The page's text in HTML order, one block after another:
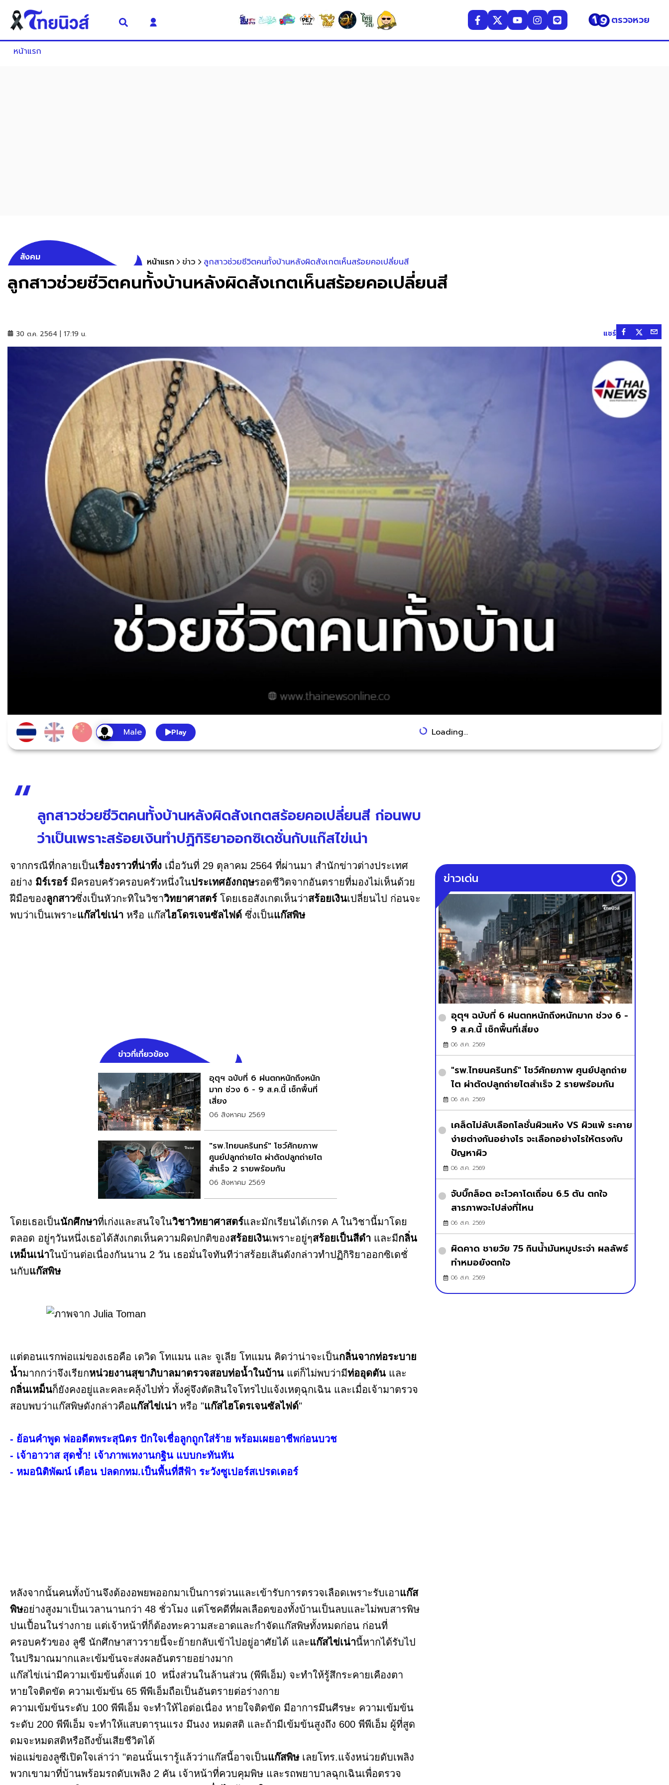
ตรวจหวย
หน้าแรก
สังคม หน้าแรก ข่าว ลูกสาวช่วยชีวิตคนทั้งบ้านหลังผิดสังเกตเห็นสร้อยคอเปลี่ยนสี
ลูกสาวช่วยชีวิตคนทั้งบ้านหลังผิดสังเกตเห็นสร้อยคอเปลี่ยนสี
30 ต.ค. 2564 | 17:19 น. แชร์
Play Loading...
ลูกสาวช่วยชีวิตคนทั้งบ้านหลังผิดสังเกตสร้อยคอเปลี่ยนสี ก่อนพบ
ว่าเป็นเพราะสร้อยเงินทำปฏิกิริยาออกซิเดชั่นกับแก๊สไข่เน่า
จากกรณีที่กลายเป็นเรื่องราวที่น่าทึ่ง เมื่อวันที่ 29 ตุลาคม 2564 ที่ผ่านมา สำนักข่าวต่างประเทศ
อย่าง มิร์เรอร์ มีครอบครัวครอบครัวหนึ่งในประเทศอังกฤษรอดชีวิตจากอันตรายที่มองไม่เห็นด้วย
ฝีมือของลูกสาวซึ่งเป็นหัวกะทิในวิชาวิทยาศาสตร์ โดยเธอสังเกตเห็นว่าสร้อยเงินเปลี่ยนไป ก่อนจะ
พบว่าเป็นเพราะแก๊สไข่เน่า หรือ แก๊สไฮโดรเจนซัลไฟด์ ซึ่งเป็นแก๊สพิษ
ข่าวที่เกี่ยวข้อง
อุตุฯ ฉบับที่ 6 ฝนตกหนักถึงหนัก
มาก ช่วง 6 - 9 ส.ค.นี้ เช็กพื้นที่
เสี่ยง
06 สิงหาคม 2569
"รพ.ไทยนครินทร์" โชว์ศักยภาพ
ศูนย์ปลูกถ่ายไต ผ่าตัดปลูกถ่ายไต
สำเร็จ 2 รายพร้อมกัน
06 สิงหาคม 2569
โดยเธอเป็นนักศึกษาที่เก่งและสนใจในวิชาวิทยาศาสตร์และมักเรียนได้เกรด A ในวิชานี้มาโดย
ตลอด อยู่ๆวันหนึ่งเธอได้สังเกตเห็นความผิดปกติของสร้อยเงินเพราะอยู่ๆสร้อยเป็นสีดำ และมีกลิ่น
เหม็นเน่าในบ้านต่อเนื่องกันนาน 2 วัน เธอมั่นใจทันทีว่าสร้อยเส้นดังกล่าวทำปฏิกิริยาออกซิเดชั่
นกับแก๊สพิษ
แต่ตอนแรกพ่อแม่ของเธอคือ เดวิด โทแมน และ จูเลีย โทแมน คิดว่าน่าจะเป็นกลิ่นจากท่อระบาย
น้ำมากกว่าจึงเรียกหน่วยงานสุขาภิบาลมาตรวจสอบท่อน้ำในบ้าน แต่ก็ไม่พบว่ามีท่ออุดตัน และ
กลิ่นเหม็นก็ยังคงอยู่และคละคลุ้งไปทั่ว ทั้งคู่จึงตัดสินใจโทรไปแจ้งเหตุฉุกเฉิน และเมื่อเจ้ามาตรวจ
สอบพบว่าแก๊สพิษดังกล่าวคือแก๊สไข่เน่า หรือ "แก๊สไฮโดรเจนซัลไฟด์"
- ย้อนคำพูด พ่ออดีตพระสุนิตร ปักใจเชื่อลูกถูกใส่ร้าย พร้อมเผยอาชีพก่อนบวช
- เจ้าอาวาส สุดช้ำ! เจ้าภาพเทงานกฐิน แบบกะทันหัน
- หมอนิติพัฒน์ เตือน ปลดกทม.เป็นพื้นที่สีฟ้า ระวังซูเปอร์สเปรดเดอร์
หลังจากนั้นคนทั้งบ้านจึงต้องอพยพออกมาเป็นการด่วนและเข้ารับการตรวจเลือดเพราะรับเอาแก๊ส
พิษอย่างสูงมาเป็นเวลานานกว่า 48 ชั่วโมง แต่โชคดีที่ผลเลือดของทั้งบ้านเป็นลบและไม่พบสารพิษ
ปนเปื้อนในร่างกาย แต่เจ้าหน้าที่ก็ต้องทะความสะอาดและกำจัดแก๊สพิษทั้งหมดก่อน ก่อนที่
ครอบครัวของ ลูซี นักศึกษาสาวรายนี้จะย้ายกลับเข้าไปอยู่อาศัยได้ และแก๊สไข่เน่านี้หากได้รับไป
ในปริมาณมากและเข้มข้นจะส่งผลอันตรายอย่างมาก
แก๊สไข่เน่ามีความเข้มข้นตั้งแต่ 10 หนึ่งส่วนในล้านส่วน (พีพีเอ็ม) จะทำให้รู้สึกระคายเคืองตา
หายใจติดขัด ความเข้มข้น 65 พีพีเอ็มถือเป็นอันตรายต่อร่างกาย
ความเข้มข้นระดับ 100 พีพีเอ็ม จะทำให้ไอต่อเนื่อง หายใจติดขัด มีอาการมึนศีรษะ ความเข้มข้น
ระดับ 200 พีพีเอ็ม จะทำให้แสบตารุนแรง มึนงง หมดสติ และถ้ามีเข้มข้นสูงถึง 600 พีพีเอ็ม ผู้ที่สูด
ดมจะหมดสติหรือถึงขั้นเสียชีวิตได้
พ่อแม่ของลูซีเปิดใจเล่าว่า "ตอนนั้นเรารู้แล้วว่าแก๊สนี้อาจเป็นแก๊สพิษเลยโทร.แจ้งหน่วยดับเพลิง
พวกเขามาที่บ้านพร้อมรถดับเพลิง 2 คัน เจ้าหน้าที่ควบคุมพิษ และรถพยาบาลฉุกเฉินเพื่อตรวจ
ข่าวเด่น
อุตุฯ ฉบับที่ 6 ฝนตกหนักถึงหนักมาก ช่วง 6 -
9 ส.ค.นี้ เช็กพื้นที่เสี่ยง
06 ส.ค. 2569
"รพ.ไทยนครินทร์" โชว์ศักยภาพ ศูนย์ปลูกถ่าย
ไต ผ่าตัดปลูกถ่ายไตสำเร็จ 2 รายพร้อมกัน
06 ส.ค. 2569
เคล็ดไม่ลับเลือกโลชั่นผิวแห้ง VS ผิวแพ้ ระคาย
ง่ายต่างกันอย่างไร จะเลือกอย่างไรให้ตรงกับ
ปัญหาผิว
06 ส.ค. 2569
จับบิ๊กล็อต อะโวคาโดเถื่อน 6.5 ตัน ตกใจ
สารภาพจะไปส่งที่ไหน
06 ส.ค. 2569
ผิดคาด ชายวัย 75 กินน้ำมันหมูประจำ ผลลัพธ์
ทำหมอยังตกใจ
06 ส.ค. 2569